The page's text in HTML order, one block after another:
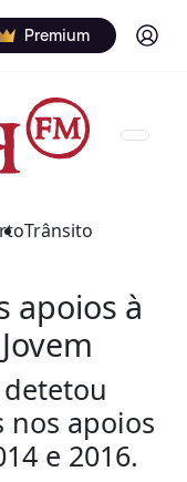
Premium Log in
Trânsito
apoios à
nos apoios
e 2016.